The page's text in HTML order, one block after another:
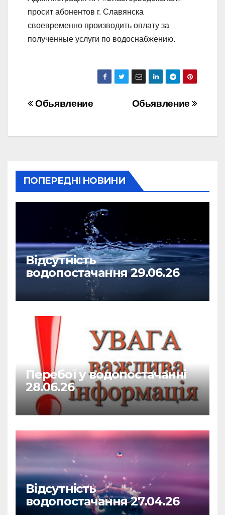
просит абонентов г. Славянска
своевременно производить оплату за
полученные услуги по водоснабжению.
Навігація
Обьявление
Обьявление
ПОПЕРЕДНІ НОВИНИ
Відсутність
водопостачання 29.06.26
Перебої у водопостачанні
28.06.26
Відсутність
водопостачання 27.04.26